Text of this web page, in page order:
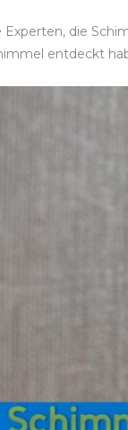
Experten, die
entdeckt